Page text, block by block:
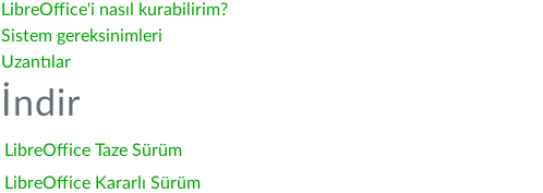
LibreOffice'i nasıl kurabilirim?
Sistem gereksinimleri
Uzantılar
İndir
LibreOffice Taze Sürüm
LibreOffice Kararlı Sürüm